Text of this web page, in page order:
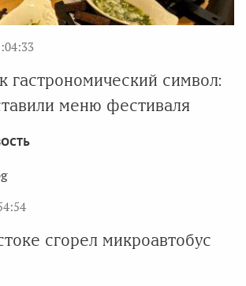
гастрономический символ:
меню фестиваля
сгорел микроавтобус